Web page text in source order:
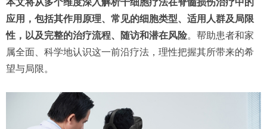
本文将从多个维度深入解析干细胞疗法在脊髓损伤治疗中的
应用，包括其作用原理、常见的细胞类型、适用人群及局限
性，以及完整的治疗流程、随访和潜在风险。帮助患者和家
属全面、科学地认识这一前沿疗法，理性把握其所带来的希
望与局限。